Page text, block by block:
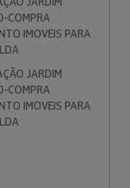
COMPRA
IMOVEIS PARA
JARDIM
COMPRA
IMOVEIS PARA